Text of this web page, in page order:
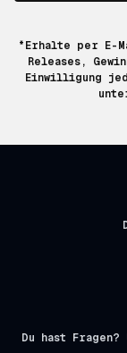
*Erhalte per E-
Releases,
Einwilligung
Du hast